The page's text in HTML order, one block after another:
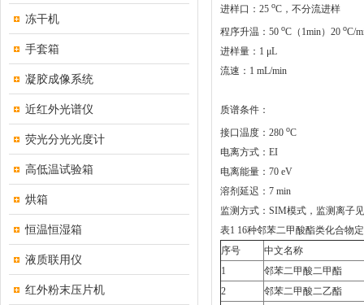
冻干机
手套箱
凝胶成像系统
近红外光谱仪
荧光分光光度计
高低温试验箱
烘箱
恒温恒湿箱
液质联用仪
红外粉末压片机
进样口：25 oC，不分流进样
程序升温：50 oC（1min）20 oC/
进样量：1 μL
流速：1 mL/min
质谱条件：
接口温度：280 oC
电离方式：EI
电离能量：70 eV
溶剂延迟：7 min
监测方式：SIM模式，监测离子
表1 16种邻苯二甲酸酯类化合物
序号
中文名称
1
邻苯二甲酸二甲酯
2
邻苯二甲酸二乙酯